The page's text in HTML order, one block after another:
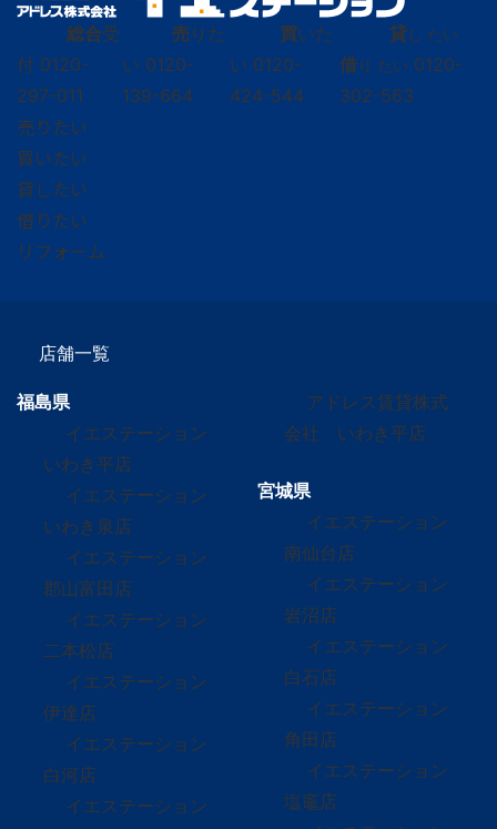
総合受
付 0120-
297-011
売りた
い 0120-
139-664
買いた
い 0120-
424-544
貸し たい
借り たい 0120-
302-563
売りたい
買いたい
貸したい
借りたい
リフォーム
店舗一覧
福島県
イエステーション
いわき平店
イエステーション
いわき泉店
イエステーション
郡山富田店
イエステーション
二本松店
イエステーション
伊達店
イエステーション
白河店
イエステーション
アドレス賃貸株式
会社 いわき平店
宮城県
イエステーション
南仙台店
イエステーション
岩沼店
イエステーション
白石店
イエステーション
角田店
イエステーション
塩竈店